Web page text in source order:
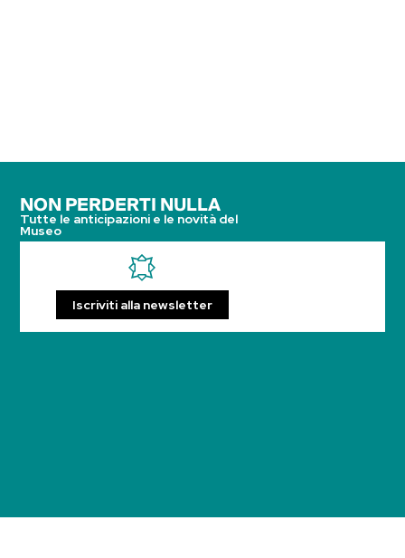
NON PERDERTI NULLA
Tutte le anticipazioni e le novità del
Museo
Iscriviti alla newsletter